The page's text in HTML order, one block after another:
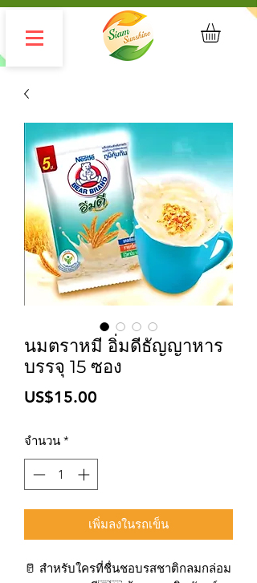
นมตราหมี อิ่มดีธัญญาหาร
บรรจุ 15 ซอง
US$15.00
จำนวน *
เพิ่มลงในรถเข็น
🥛 สำหรับใครที่ชื่นชอบรสชาติกลมกล่อม